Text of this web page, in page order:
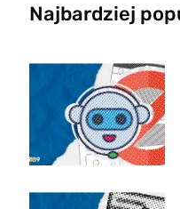
Najbardziej